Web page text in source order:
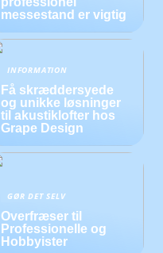
messestand er vigtig
INFORMATION
Få skræddersyede
og unikke løsninger
til akustiklofter hos
Grape Design
GØR DET SELV
Overfræser til
Professionelle og
Hobbyister